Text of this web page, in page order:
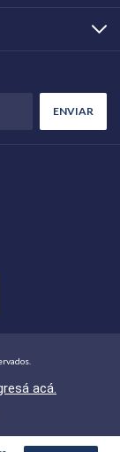
acá.